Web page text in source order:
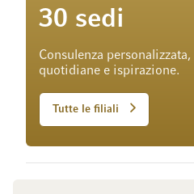
30 sedi
Consulenza
quotidiane e ispirazione.
Tutte le filiali